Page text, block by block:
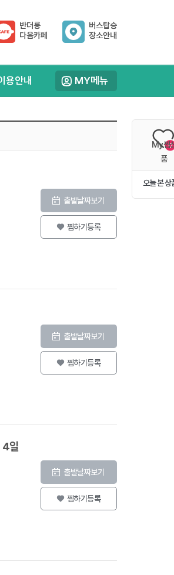
반더룽
다음카페
버스탑승
장소안내
용안내 MY메뉴
0
My찜
품
오늘 본 상
출발날짜보기
찜하기등록
출발날짜보기
찜하기등록
4일
출발날짜보기
찜하기등록